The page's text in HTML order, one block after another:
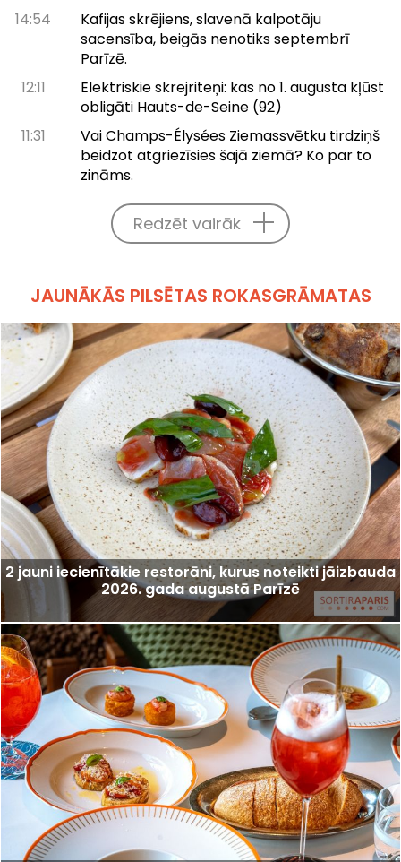
14:54
Kafijas skrējiens, slavenā kalpotāju
sacensība, beigās nenotiks septembrī
Parīzē.
12:11
Elektriskie skrejriteņi: kas no 1. augusta kļūst
obligāti Hauts-de-Seine (92)
11:31
Vai Champs-Élysées Ziemassvētku tirdziņš
beidzot atgriezīsies šajā ziemā? Ko par to
zināms.
Redzēt vairāk
JAUNĀKĀS PILSĒTAS ROKASGRĀMATAS
2 jauni iecienītākie restorāni, kurus noteikti jāizbauda
2026. gada augustā Parīzē